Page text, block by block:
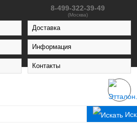
8-499-322-39-49
(Москва)
Доставка
Информация
Контакты